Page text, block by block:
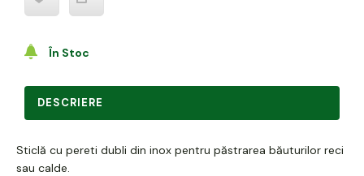
În Stoc
DESCRIERE
Sticlă cu pereti dubli din inox pentru păstrarea băuturilor reci
sau calde.